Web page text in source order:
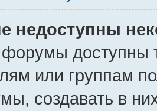
недоступны
доступны
или группам
создавать в